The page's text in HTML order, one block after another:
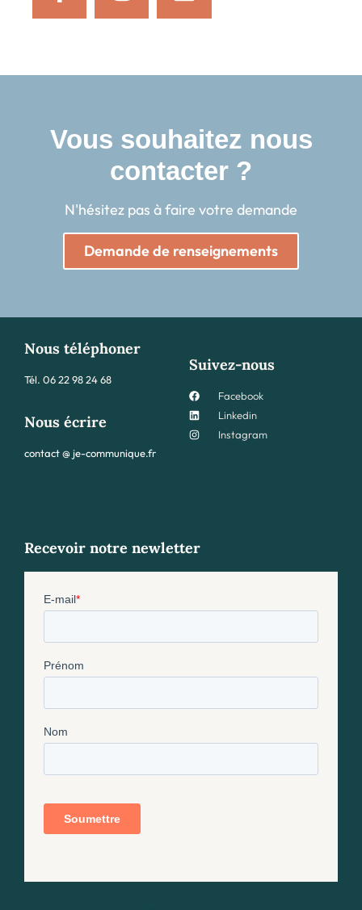
Vous souhaitez nous
contacter ?
N'hésitez pas à faire votre demande
Demande de renseignements
Nous téléphoner
Tél. 06 22 98 24 68
Nous écrire
contact @ je-communique.fr
Suivez-nous
Facebook
Linkedin
Instagram
Recevoir notre newletter